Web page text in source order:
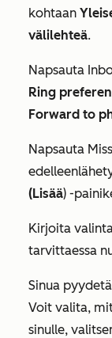
kohtaan
välilehteä.
Napsauta
Ring
Forward to
Napsauta
(Lisää) -
Kirjoita
tarvittaessa
Sinua
Voit valita,
sinulle,